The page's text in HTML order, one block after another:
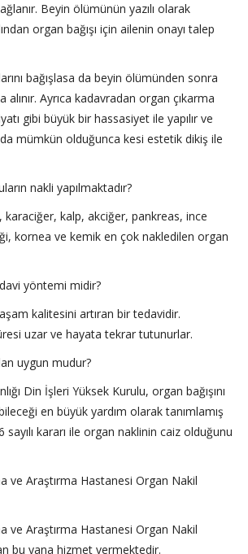
Beyin ölümünün yazılı olarak
organ bağışı için ailenin onayı talep
bağışlasa da beyin ölümünden sonra
alınır. Ayrıca kadavradan organ çıkarma
gibi büyük bir hassasiyet ile yapılır ve
mümkün olduğunca kesi estetik dikiş ile
nakli yapılmaktadır?
kalp, akciğer, pankreas, ince
kornea ve kemik en çok nakledilen organ
yöntemi midir?
kalitesini artıran bir tedavidir.
uzar ve hayata tekrar tutunurlar.
uygun mudur?
Din İşleri Yüksek Kurulu, organ bağışını
en büyük yardım olarak tanımlamış
kararı ile organ naklinin caiz olduğunu
ve Araştırma Hastanesi Organ Nakil
ve Araştırma Hastanesi Organ Nakil
bu yana hizmet vermektedir.